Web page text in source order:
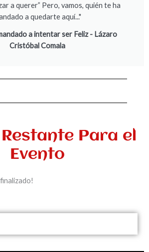
a querer” Pero, vamos, quién te ha
a quedarte aquí..."
a intentar ser Feliz - Lázaro
Cristóbal Comala
Para el
Evento